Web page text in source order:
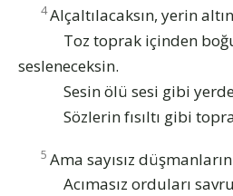
4Alçaltılacaksın, yerin
Toz toprak içinden
sesleneceksin.
Sesin ölü sesi gibi
Sözlerin fısıltı gibi
5 Ama sayısız
Acımasız orduları